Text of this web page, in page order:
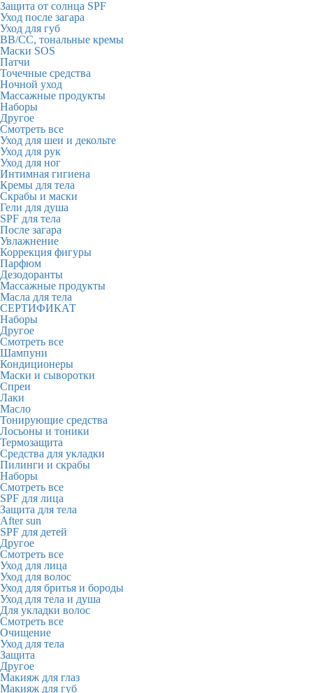
Защита от солнца SPF
Уход после загара
Уход для губ
BB/CC, тональные кремы
Маски SOS
Патчи
Точечные средства
Ночной уход
Массажные продукты
Наборы
Другое
Смотреть все
Уход для шеи и декольте
Уход для рук
Уход для ног
Интимная гигиена
Кремы для тела
Скрабы и маски
Гели для душа
SPF для тела
После загара
Увлажнение
Коррекция фигуры
Парфюм
Дезодоранты
Массажные продукты
Масла для тела
СЕРТИФИКАТ
Наборы
Другое
Смотреть все
Шампуни
Кондиционеры
Маски и сыворотки
Спреи
Лаки
Масло
Тонирующие средства
Лосьоны и тоники
Термозащита
Средства для укладки
Пилинги и скрабы
Наборы
Смотреть все
SPF для лица
Защита для тела
After sun
SPF для детей
Другое
Смотреть все
Уход для лица
Уход для волос
Уход для бритья и бороды
Уход для тела и душа
Для укладки волос
Смотреть все
Очищение
Уход для тела
Защита
Другое
Макияж для глаз
Макияж для губ